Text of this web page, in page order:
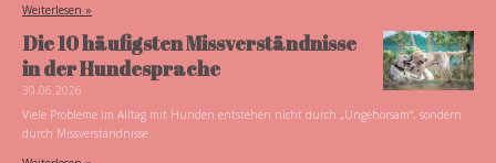
Weiterlesen »
Die 10 häufigsten Missverständnisse
in der Hundesprache
30.06.2026
Viele Probleme im Alltag mit Hunden entstehen nicht durch „Ungehorsam“, sondern
durch Missverständnisse.